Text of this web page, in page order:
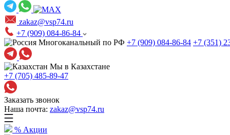
zakaz@vsp74.ru
+7 (909) 084-86-84
Многоканальный по РФ +7 (909) 084-86-84 +7 (351)
Мы в Казахстане
+7 (705) 485-89-47
Заказать звонок
Наша почта: zakaz@vsp74.ru
% Акции